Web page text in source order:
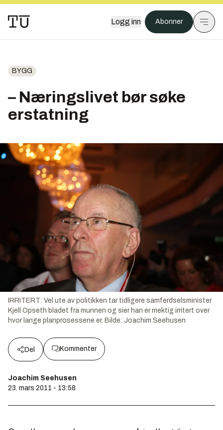
Logg inn Abonner
BYGG
– Næringslivet bør søke
erstatning
IRRITERT: Vel ute av politikken tar tidligere samferdselsminister
Kjell Opseth bladet fra munnen og sier han er mektig irritert over
hvor lange planprosessene er. Bilde: Joachim Seehusen
Del Kommenter
Joachim Seehusen
23. mars 2011 - 13:58